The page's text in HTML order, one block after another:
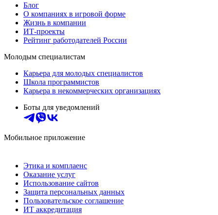
Блог
О компаниях в игровой форме
Жизнь в компании
ИТ-проекты
Рейтинг работодателей России
Молодым специалистам
Карьера для молодых специалистов
Школа программистов
Карьера в некоммерческих организациях
Боты для уведомлений
Мобильное приложение
Этика и комплаенс
Оказание услуг
Использование сайтов
Защита персональных данных
Пользовательское соглашение
ИТ аккредитация